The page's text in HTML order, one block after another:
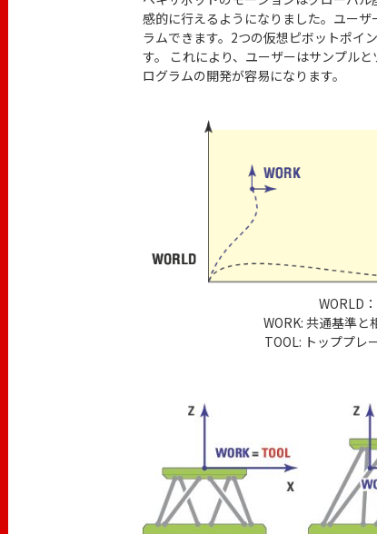
感的に行えるようになりました。ユー
ラムできます。2つの仮想ピボットポイ
す。 これにより、ユーザーはサンプル
ログラムの開発が容易になります。
WORLD
WORK: 共通基準と
TOOL: トッププレ